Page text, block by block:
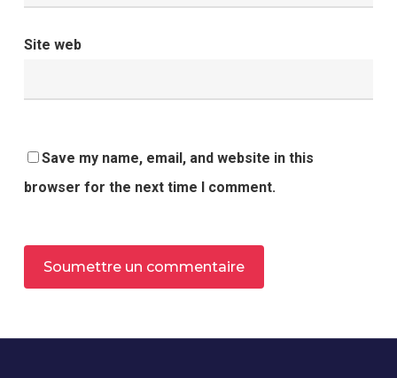
Site web
Save my name, email, and website in this
browser for the next time I comment.